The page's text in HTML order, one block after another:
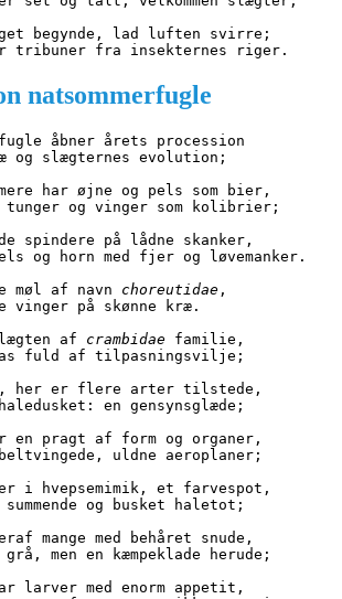
begynde, lad luften svirre;
tribuner fra insekternes riger.
natsommerfugle
åbner årets procession
og slægternes evolution;
har øjne og pels som bier,
tunger og vinger som kolibrier;
spindere på lådne skanker,
pels og horn med fjer og løvemanker.
møl af navn choreutidae ,
vinger på skønne kræ.
af crambidae familie,
trias fuld af tilpasningsvilje;
her er flere arter tilstede,
og haledusket: en gensynsglæde;
en pragt af form og organer,
dobbeltvingede, uldne aeroplaner;
i hvepsemimik, et farvespot,
summende og busket haletot;
mange med behåret snude,
ofte grå, men en kæmpeklade herude;
larver med enorm appetit,